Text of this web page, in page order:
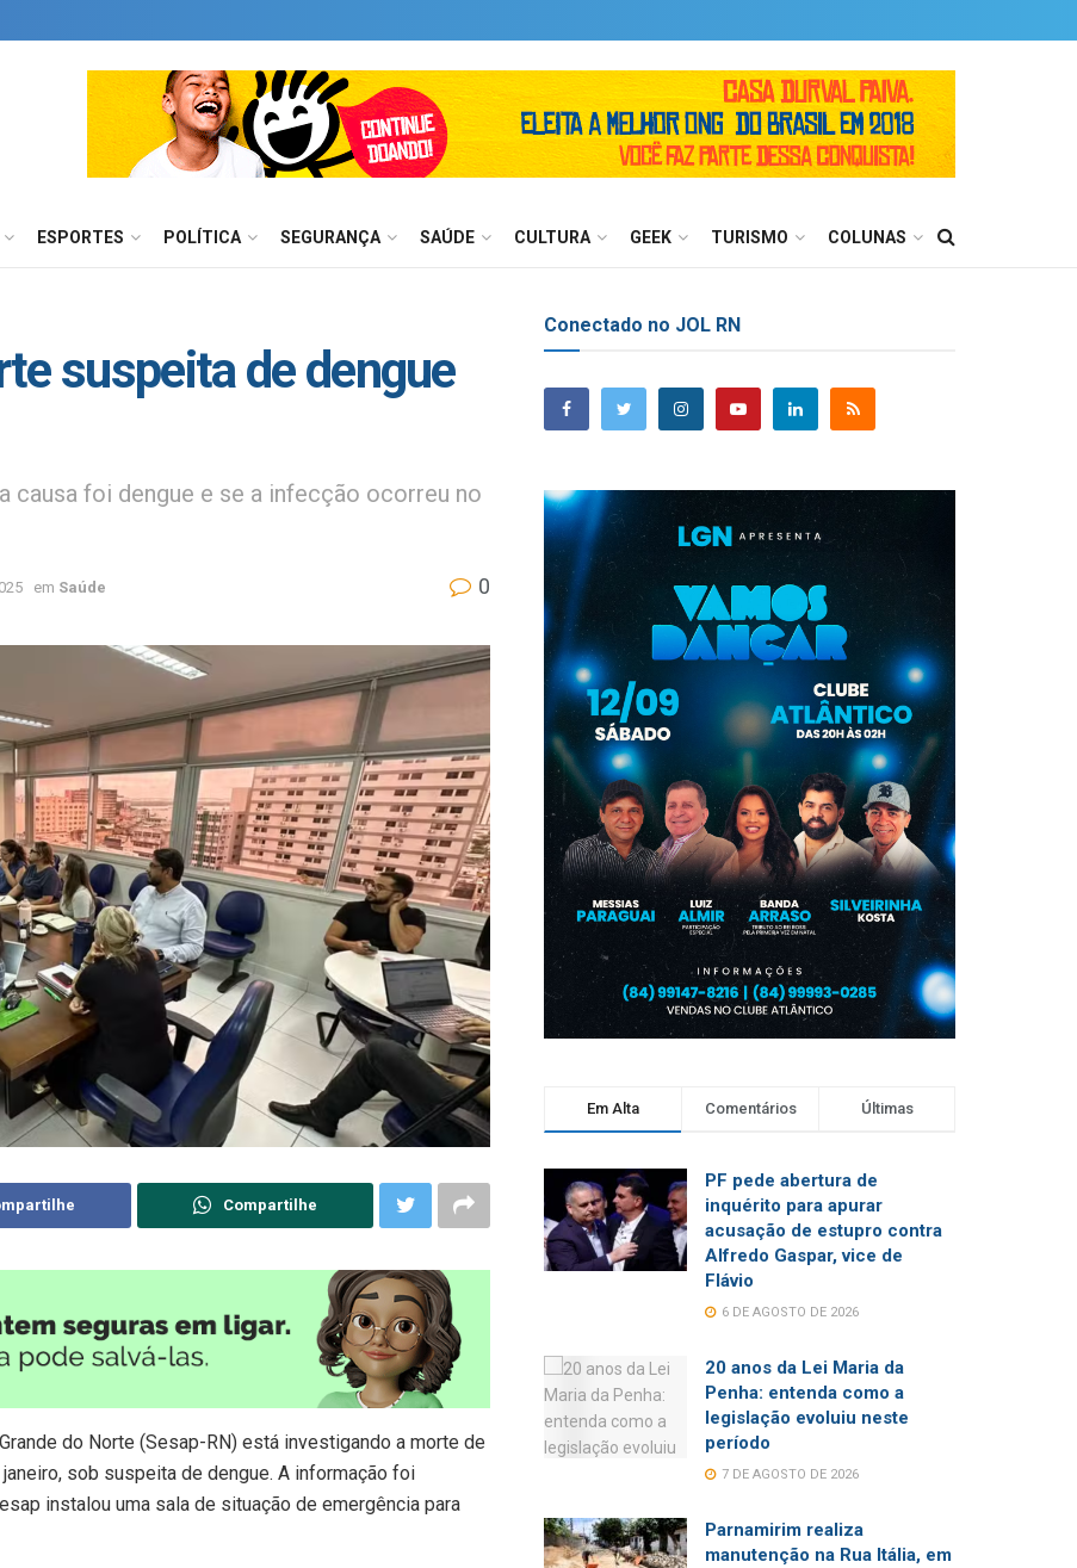
ESPORTES POLÍTICA SEGURANÇA SAÚDE CULTURA GEEK TURISMO COLUNAS
suspeita de dengue
causa foi dengue e se a infecção ocorreu no
em Saúde 0
Compartilhe
do Norte (Sesap-RN) está investigando a morte de
sob suspeita de dengue. A informação foi
instalou uma sala de situação de emergência para
Conectado no JOL RN
Em Alta Comentários Últimas
PF pede abertura de
inquérito para apurar
acusação de estupro contra
Alfredo Gaspar, vice de
Flávio
6 DE AGOSTO DE 2026
20 anos da Lei Maria da
Penha: entenda como a
legislação evoluiu neste
período
7 DE AGOSTO DE 2026
Parnamirim realiza
manutenção na Rua Itália, em